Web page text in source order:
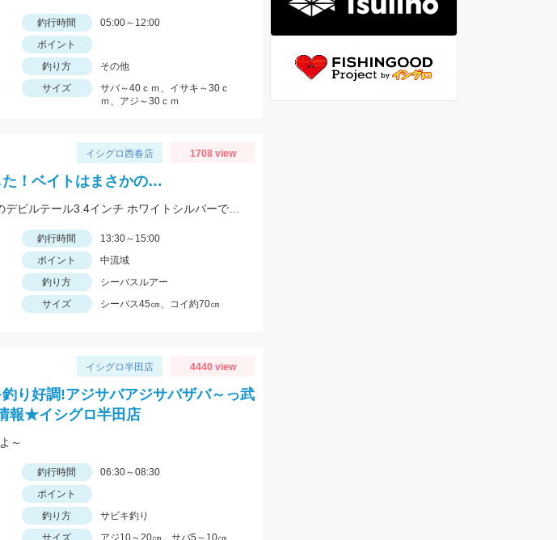
釣行時間
05:00～12:00
ポイント
釣り方
その他
サイズ
サバ～40ｃｍ、イサキ～30ｃ
ｍ、アジ～30ｃｍ
イシグロ西春店 1708 view
！ベイトはまさかの…
釣行時間
13:30～15:00
ポイント
中流域
釣り方
シーバスルアー
サイズ シーバス45㎝、コイ約70㎝
イシグロ半田店 4440 view
り好調!アジサバアジサバザバ～っ武
報★イシグロ半田店
～
釣行時間
06:30～08:30
ポイント
釣り方
サビキ釣り
サイズ アジ10～20㎝、サバ5～10㎝